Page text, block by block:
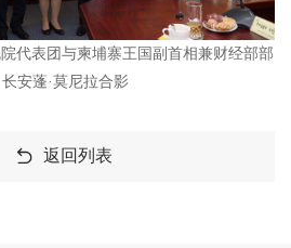
代表团与柬埔寨王国副首相兼财经部部
长安蓬·莫尼拉合影
返回列表